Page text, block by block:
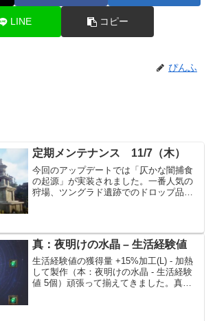
LINE コピー
ぴんふ
定期メンテナンス 11/7（木）
今回のアップデートでは「仄かな闇捕食
の起源」が実装されました。一番人気の
狩場、ツングラド遺跡でのドロップ品
豪華なアイテムのドロップが...
真：夜明けの水晶 – 生活経験値
生活経験値の獲得量 +15%加工(L) - 加熱
して製作（本：夜明けの水晶 - 生活経験
値 5個）頑張って揃えてきました。真の